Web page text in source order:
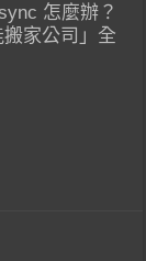
怎麼辦？
家公司」全